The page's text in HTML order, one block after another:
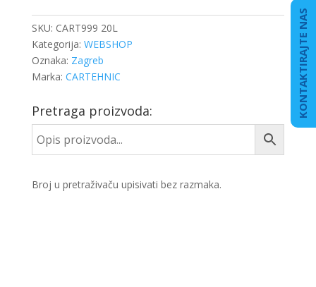
količina
SKU: CART999 20L
Kategorija: WEBSHOP
Oznaka: Zagreb
Marka: CARTEHNIC
Pretraga proizvoda:
Broj u pretraživaču upisivati bez razmaka.
KONTAKTIRAJTE NAS